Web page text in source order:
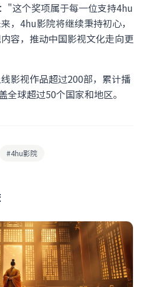
"这个奖项属于每一位支持4hu
，4hu影院将继续秉持初心，
容，推动中国影视文化走向更
影视作品超过200部，累计播
球超过50个国家和地区。
#4hu影院